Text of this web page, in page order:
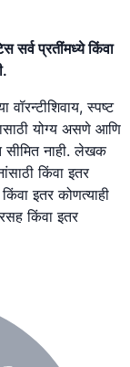
सर्व प्रतींमध्ये किंवा
स्पष्ट
योग्य असणे आणि
सीमित नाही. लेखक
किंवा इतर
किंवा इतर कोणत्याही
किंवा इतर